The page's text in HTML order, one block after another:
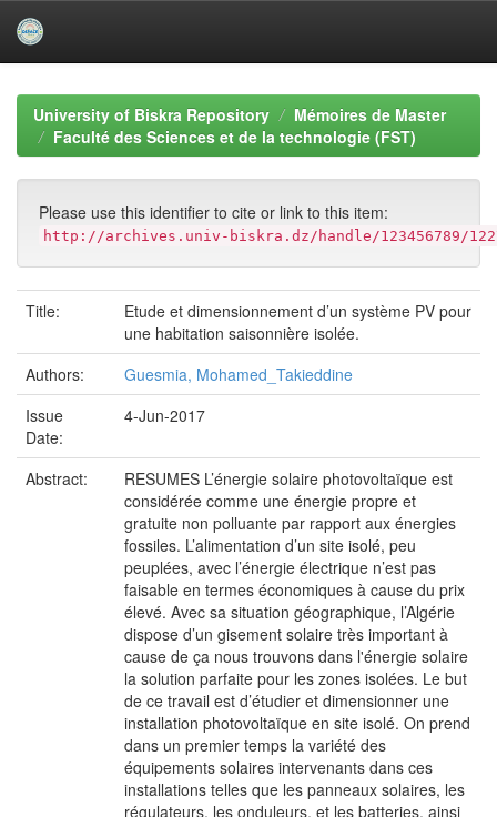
navigationUniversity of Biskra Repository
Mémoires de Master
Faculté des Sciences et de la technologie (FST)
Please use this identifier to cite or link to this item:
http://archives.univ-biskra.dz/handle/123456789/
Title:
Etude et dimensionnement d’un système PV pour
une habitation saisonnière isolée.
Authors:
Guesmia, Mohamed_Takieddine
Issue
Date:
4-Jun-2017
Abstract:
RESUMES L’énergie solaire photovoltaïque est
considérée comme une énergie propre et
gratuite non polluante par rapport aux énergies
fossiles. L’alimentation d’un site isolé, peu
peuplées, avec l’énergie électrique n’est pas
faisable en termes économiques à cause du prix
élevé. Avec sa situation géographique, l’Algérie
dispose d’un gisement solaire très important à
cause de ça nous trouvons dans l'énergie solaire
la solution parfaite pour les zones isolées. Le but
de ce travail est d’étudier et dimensionner une
installation photovoltaïque en site isolé. On prend
dans un premier temps la variété des
équipements solaires intervenants dans ces
installations telles que les panneaux solaires, les
régulateurs, les onduleurs, et les batteries, ainsi